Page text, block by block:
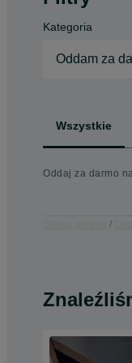
Kategoria
Oddam za
Wszystkie
Oddaj za darmo